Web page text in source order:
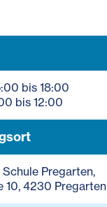
bis 18:00
bis 12:00
Pregarten,
10, 4230 Pregarten